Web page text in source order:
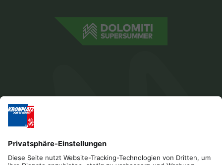
Impressum Datenschutz